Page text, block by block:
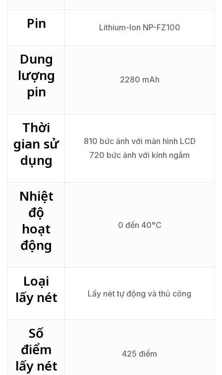
Pin Lithium-Ion NP-FZ100
Dung
lượng
pin
2280 mAh
Thời
gian sử
dụng
810 bức ảnh với màn hình LCD
720 bức ảnh với kính ngắm
Nhiệt
độ
hoạt
động
0 đến 40°C
Loại
lấy nét
Lấy nét tự động và thủ công
Số
điểm
lấy nét
425 điểm